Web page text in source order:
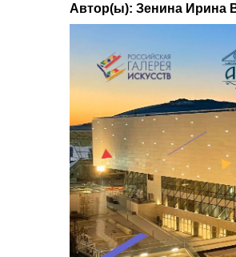
Автор(ы): Зенина Ирина